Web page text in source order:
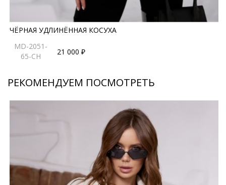
ЧЁРНАЯ УДЛИНЁННАЯ КОСУХА
MD-2051-
65-CH
21 000 ₽
РЕКОМЕНДУЕМ ПОСМОТРЕТЬ